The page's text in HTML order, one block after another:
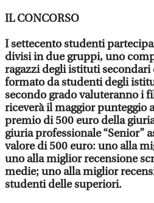
IL CONCORSO
I settecento studenti
divisi in due gruppi, uno
ragazzi degli istituti
formato da studenti degli
secondo grado valuteranno i
riceverà il maggior punteggio
premio di 500 euro della
giuria professionale “Senior”
valore di 500 euro: uno alla
uno alla miglior recensione
medie; uno alla miglior
studenti delle superiori.